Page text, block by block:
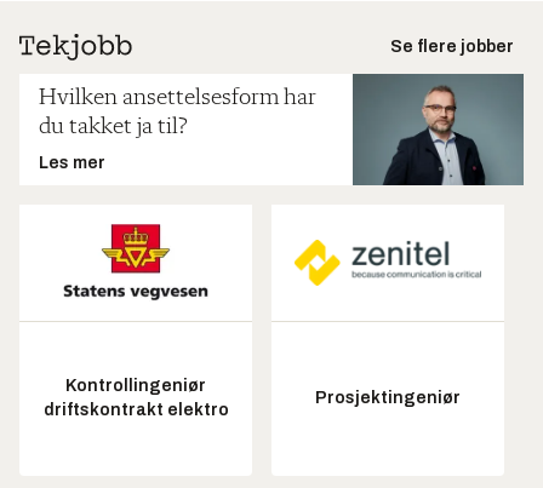
Se flere jobber
Hvilken ansettelsesform har
du takket ja til?
Les mer
Kontrollingeniør
driftskontrakt elektro
Prosjektingeniør